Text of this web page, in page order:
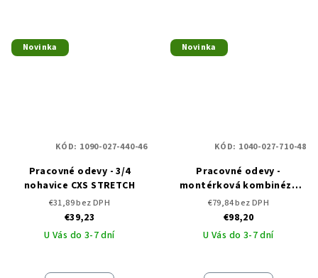
Novinka
Pracovné odevy - 3/4
nohavice CXS STRETCH
€31,89 bez DPH
€39,23
U Vás do 3-7 dní
KÓD: 1090-027-440-46
Novinka
Pracovné odevy -
montérková kombinéza
CXS STRETCH
€79,84 bez DPH
€98,20
U Vás do 3-7 dní
KÓD: 1040-027-710-48